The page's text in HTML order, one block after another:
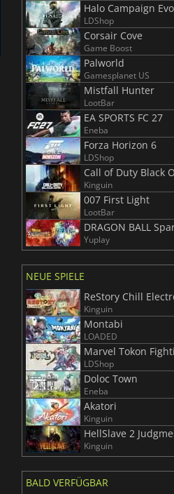
6.75€
War WARHAMMER 3
Halo Campaign
LDShop
Corsair Cove
Game Boost
Palworld
Gamesplanet US
Mistfall Hunter
LootBar
EA SPORTS FC 27
Eneba
Forza Horizon 6
LDShop
Call of Duty Black
Kinguin
007 First Light
LootBar
Yuplay
NEUE SPIELE
ReStory Chill
Kinguin
Montabi
LOADED
Marvel Tokon
LDShop
Doloc Town
Eneba
Akatori
Kinguin
HellSlave 2
Kinguin
BALD VERFÜGBAR